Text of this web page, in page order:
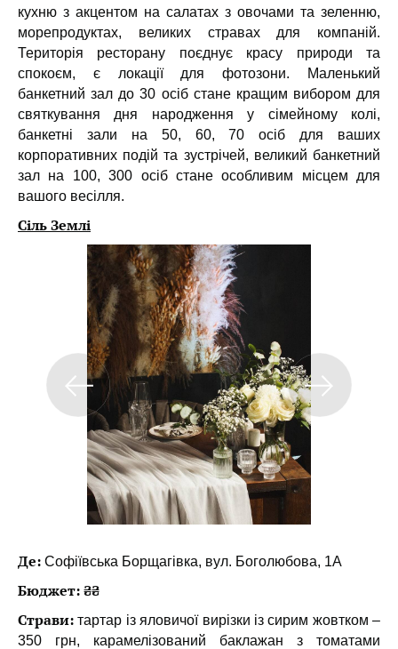
кухню з акцентом на салатах з овочами та зеленню,
морепродуктах, великих стравах для компаній.
Територія ресторану поєднує красу природи та
спокоєм, є локації для фотозони. Маленький
банкетний зал до 30 осіб стане кращим вибором для
святкування дня народження у сімейному колі,
банкетні зали на 50, 60, 70 осіб для ваших
корпоративних подій та зустрічей, великий банкетний
зал на 100, 300 осіб стане особливим місцем для
вашого весілля.
Сіль Землі
Де: Софіївська Борщагівка, вул. Боголюбова, 1А
Бюджет: ₴₴
Страви: тартар із яловичої вирізки із сирим жовтком –
350 грн, карамелізований баклажан з томатами